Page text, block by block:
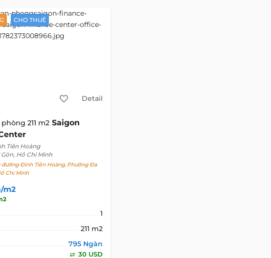
CHO THUÊ
Detail
211 m2 Saigon
Tiên Hoàng
Hồ Chí Minh
đường Đinh Tiên Hoàng, Phường Đa
Chí Minh
m2
1
211 m2
795 Ngàn
30 USD